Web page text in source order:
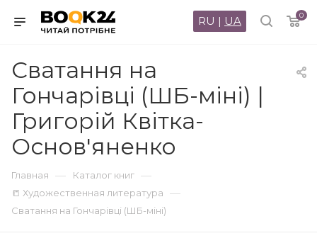
0
RU | UA
Сватання на
Гончарівці (ШБ-міні) |
Григорій Квітка-
Основ'яненко
Главная — Каталог книг —
📒 Художественная литература —
Сватання на Гончарівці (ШБ-міні)